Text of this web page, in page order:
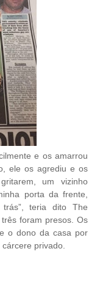
e os amarrou
ele os agrediu e os
um vizinho
porta da frente,
teria dito The
foram presos. Os
o dono da casa por
privado.